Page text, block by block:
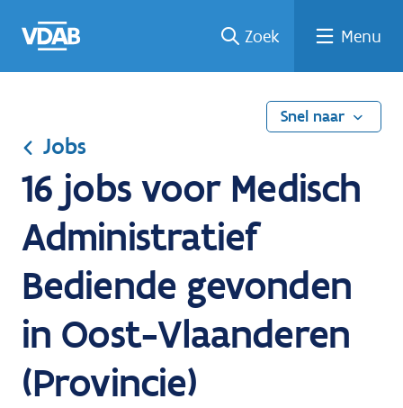
naar
een
een
job
naar
Zoek Menu
Snel naar
Jobs
16 jobs voor Medisch
Administratief
Bediende gevonden
in Oost-Vlaanderen
(Provincie)